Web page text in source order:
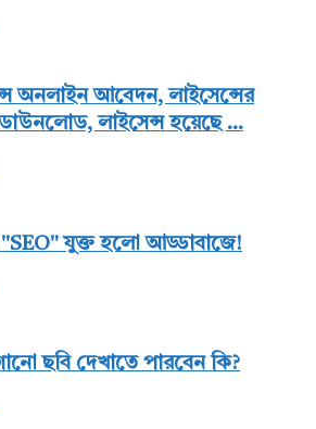
অনলাইন আবেদন, লাইসেন্সের
লাইসেন্স হয়েছে ...
"SEO" যুক্ত হলো আড্ডাবাজে!
ছবি দেখাতে পারবেন কি?